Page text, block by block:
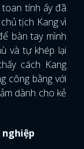
tính ấy đã
tịch Kang vì
bàn tay mình
và tự khép lại
cách Kang
công bằng với
dành cho kẻ
nghiệp